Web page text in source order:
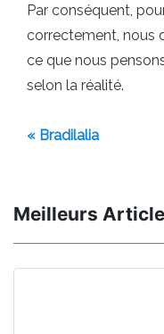
Par conséquent,
correctement, nous
ce que nous
selon la réalité.
« Bradilalia
Meilleurs